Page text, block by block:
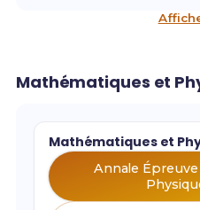
Mathématiques et
Mathématiques et
Annale